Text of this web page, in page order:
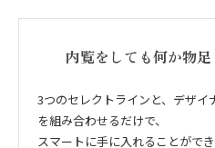
内覧をしても何か物
3つのセレクトラインと、デザイ
を組み合わせるだけで、
スマートに手に入れることがで